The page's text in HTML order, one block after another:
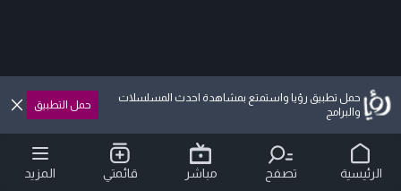
حمل تطبيق رؤيا واستمتع بمشاهدة احدث المسلسلات
والبرامج
حمل التطبيق
الرئيسية تصفح مباشر قائمتي المزيد